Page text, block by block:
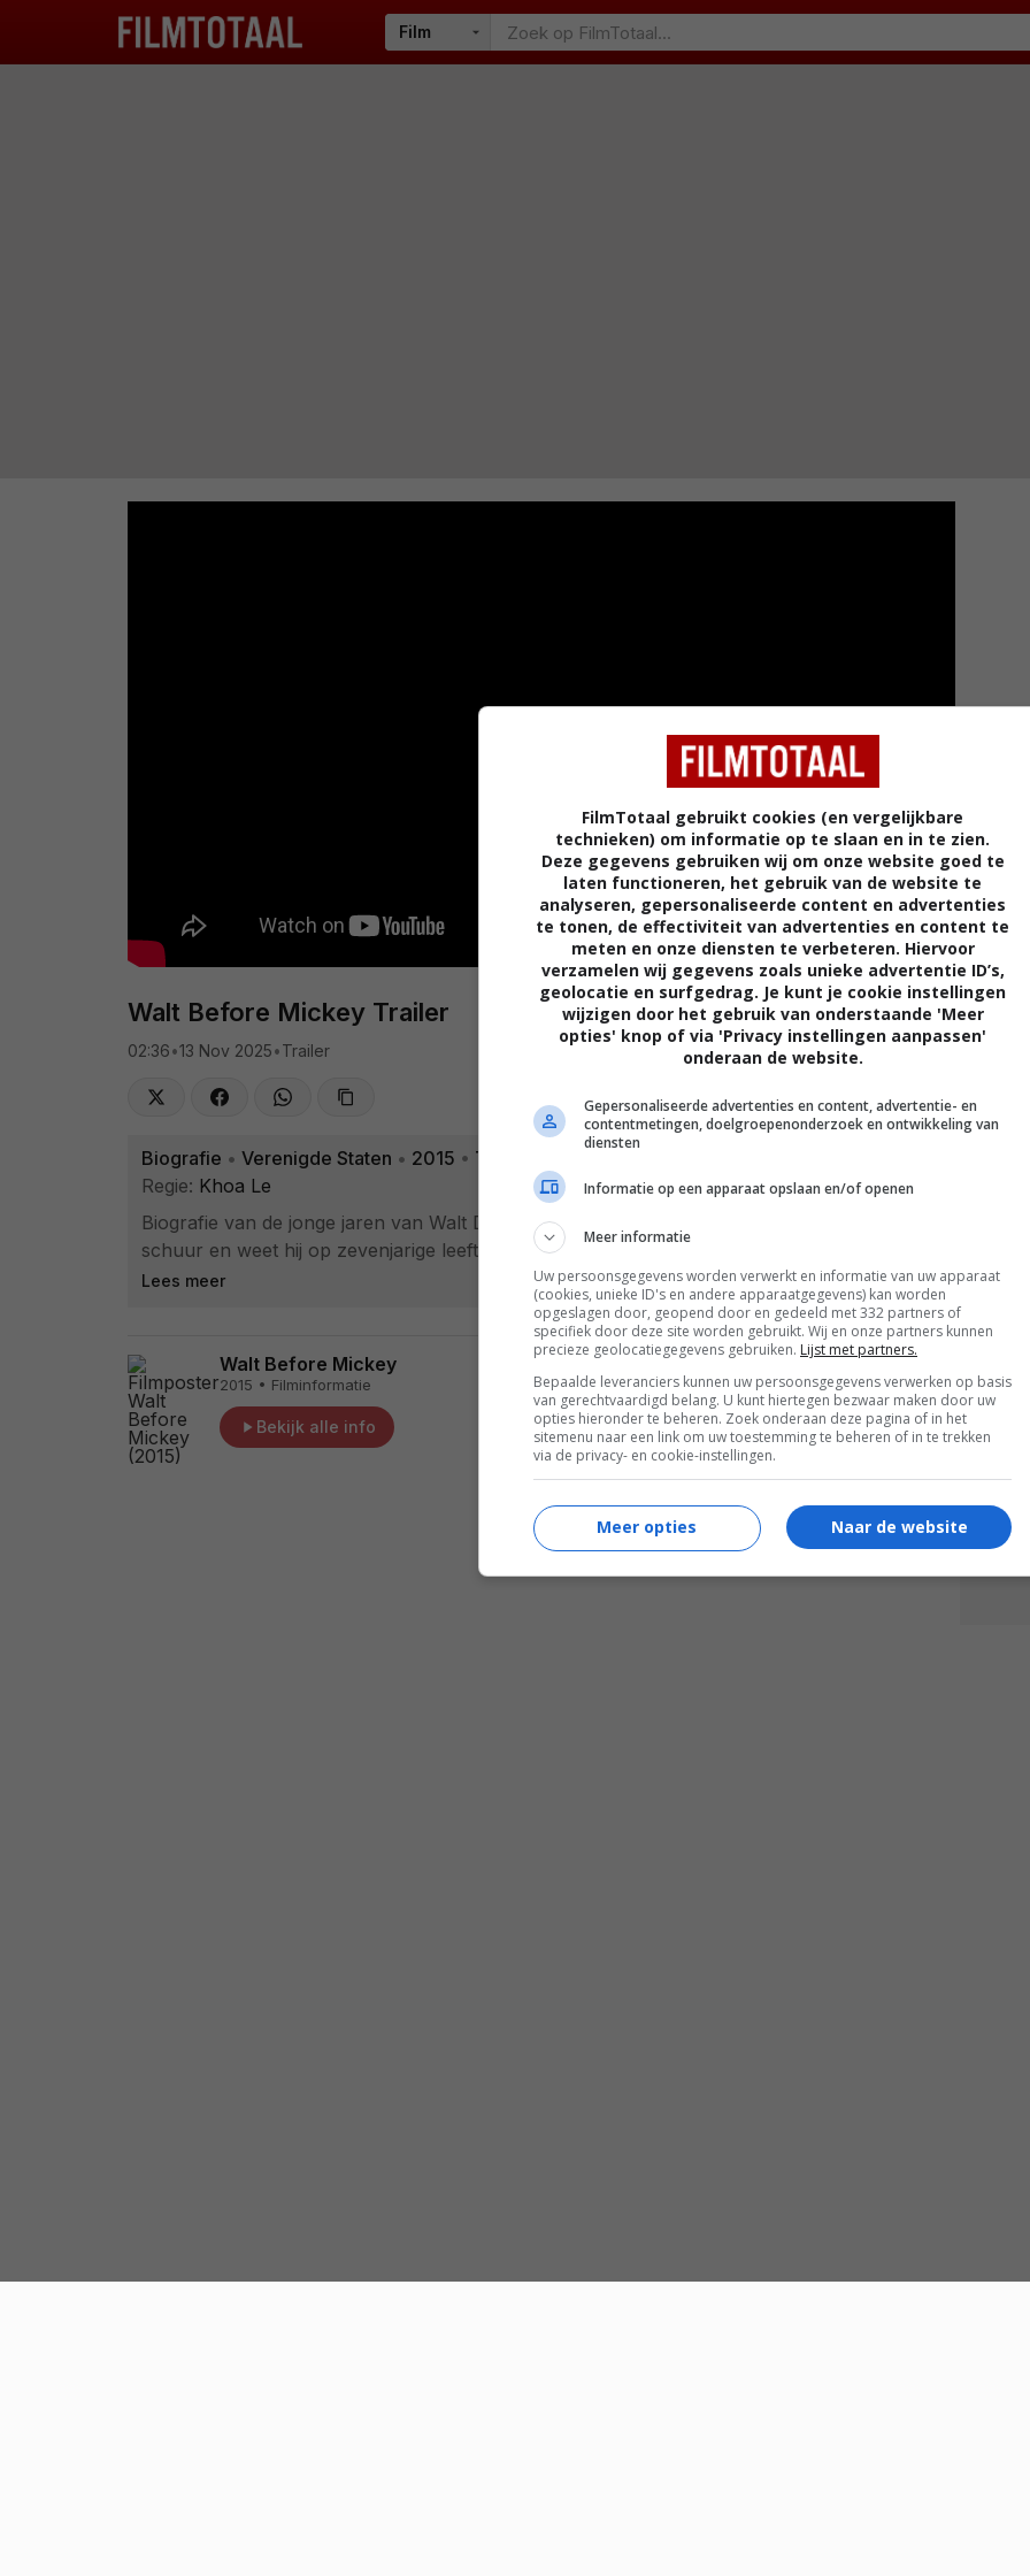
Walt Before Mickey Trailer
02:36•13 Nov 2025•Trailer
Biografie • Verenigde Staten • 2015 • Trailer
Regie: Khoa Le
Biografie van de jonge jaren van Walt Disney. Als klein kind tekent hij op de muren van de
schuur en weet hij op zevenjarige leeftijd zijn eerste teke...
Lees meer
Walt Before Mickey
2015 • Filminformatie
Bekijk alle info
Meer
FilmTotaal gebruikt cookies (en vergelijkbare
technieken) om informatie op te slaan en in te zien.
Deze gegevens gebruiken wij om onze website goed te
laten functioneren, het gebruik van de website te
analyseren, gepersonaliseerde content en advertenties
te tonen, de effectiviteit van advertenties en content te
meten en onze diensten te verbeteren. Hiervoor
verzamelen wij gegevens zoals unieke advertentie ID’s,
geolocatie en surfgedrag. Je kunt je cookie instellingen
wijzigen door het gebruik van onderstaande 'Meer
opties' knop of via 'Privacy instellingen aanpassen'
onderaan de website.
Gepersonaliseerde advertenties en content, advertentie- en
contentmetingen, doelgroepenonderzoek en ontwikkeling van
diensten
Informatie op een apparaat opslaan en/of openen
Meer informatie
Uw persoonsgegevens worden verwerkt en informatie van uw apparaat
(cookies, unieke ID's en andere apparaatgegevens) kan worden
opgeslagen door, geopend door en gedeeld met 332 partners of
specifiek door deze site worden gebruikt. Wij en onze partners kunnen
precieze geolocatiegegevens gebruiken. Lijst met partners.
Bepaalde leveranciers kunnen uw persoonsgegevens verwerken op basis
van gerechtvaardigd belang. U kunt hiertegen bezwaar maken door uw
opties hieronder te beheren. Zoek onderaan deze pagina of in het
sitemenu naar een link om uw toestemming te beheren of in te trekken
via de privacy- en cookie-instellingen.
Naar de website
Meer opties